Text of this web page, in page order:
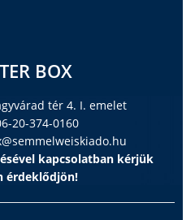
BOX
tér 4. I. emelet
20-374-0160
kapcsolatban kérjük
érdeklődjön!